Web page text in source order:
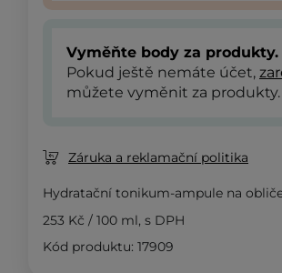
Vyměňte body za produkty.
Pokud ještě nemáte účet,
můžete vyměnit za produkty.
Záruka a reklamační politika
Hydratační tonikum-ampule na
253 Kč / 100 ml, s DPH
Kód produktu: 17909